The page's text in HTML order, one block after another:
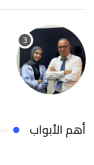
أهم الأبواب